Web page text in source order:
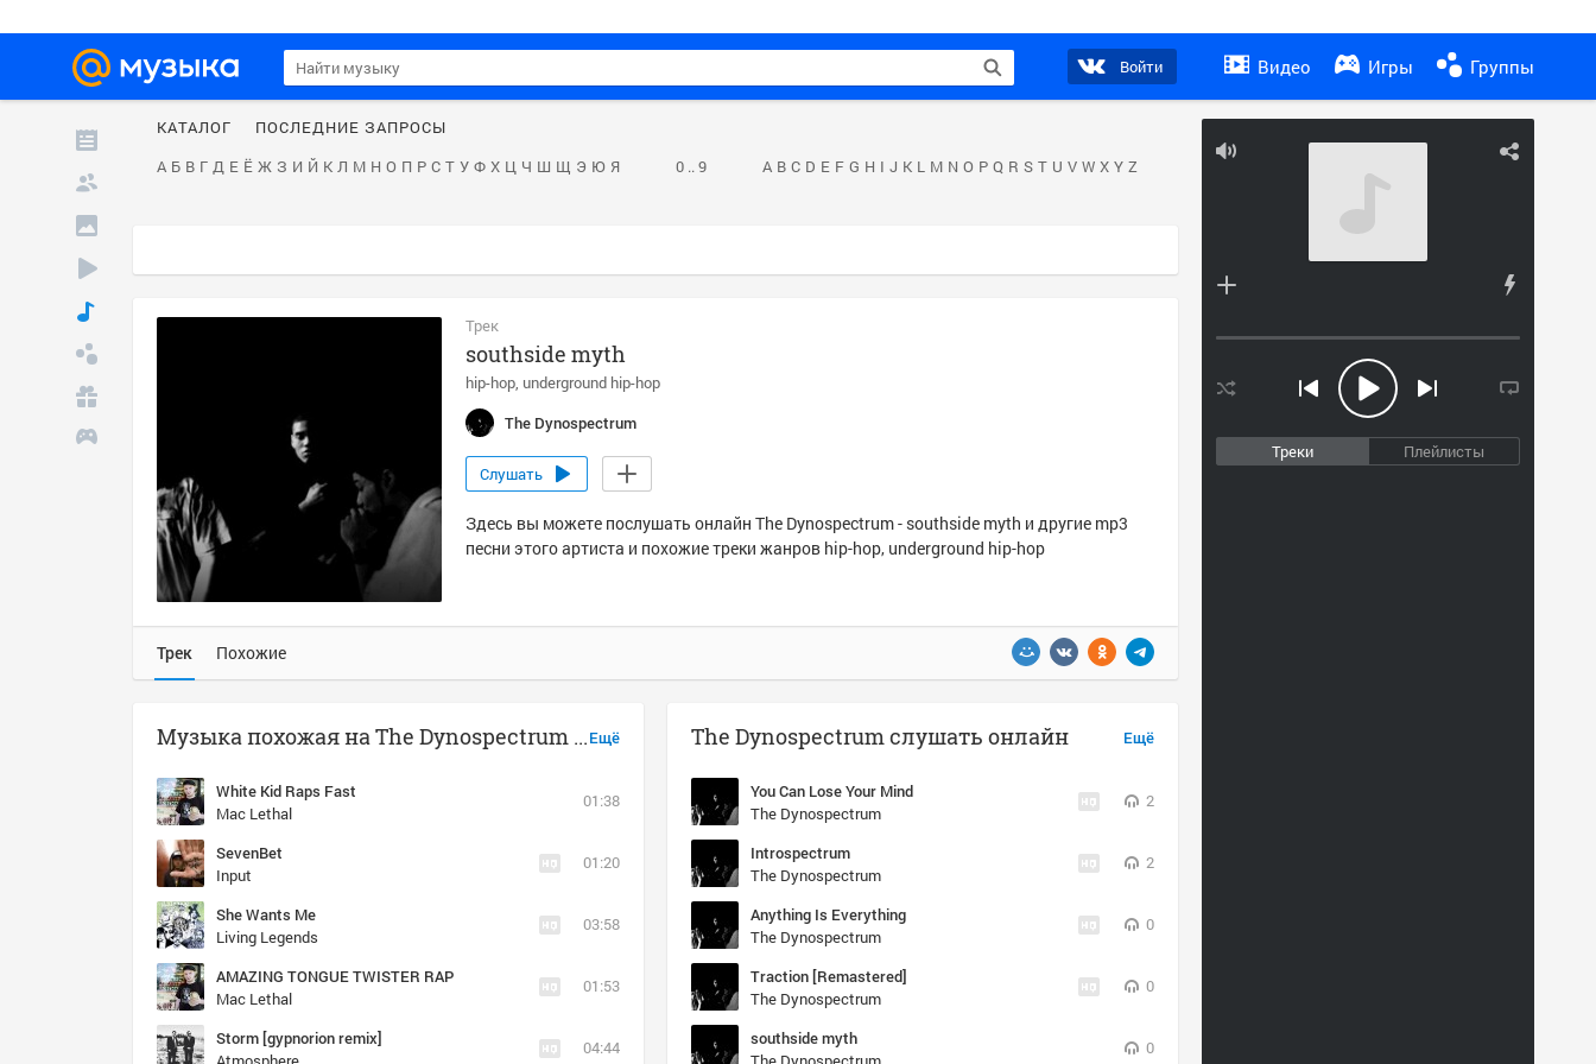
Войти Видео Игры Группы
Треки Плейлисты
КАТАЛОГ
ПОСЛЕДНИЕ ЗАПРОСЫ
А Б В Г Д Е Ё Ж З И Й К Л М Н О П Р С Т У Ф Х Ц Ч Ш Щ Э Ю Я 0 .. 9 A B C D E F G H I J K L M N O P Q R S T U V W X Y Z
Трек
southside myth
hip-hop underground hip-hop
The Dynospectrum
Слушать
Здесь вы можете послушать онлайн The Dynospectrum - southside myth и другие mp3
песни этого артиста и похожие треки жанров hip-hop, underground hip-hop
Трек Похожие
Ещё
Музыка похожая на The Dynospectrum - southside myth
White Kid Raps Fast
Mac Lethal
01:38
SevenBet
Input
01:20
She Wants Me
Living Legends
03:58
AMAZING TONGUE TWISTER RAP
Mac Lethal
01:53
Storm [gypnorion remix]
04:44
Ещё
The Dynospectrum слушать онлайн
You Can Lose Your Mind
The Dynospectrum
2
Introspectrum
The Dynospectrum
2
Anything Is Everything
The Dynospectrum
0
Traction [Remastered]
The Dynospectrum
0
southside myth
0